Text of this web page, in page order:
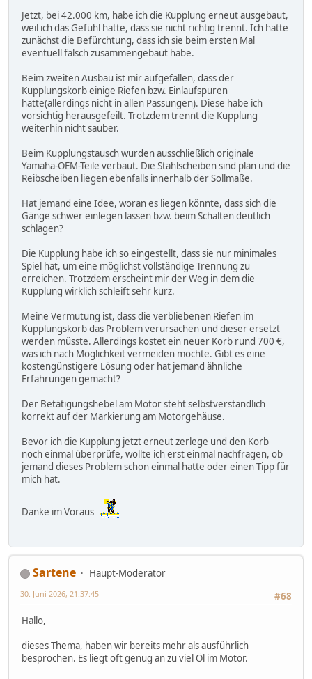
Jetzt, bei 42.000 km, habe ich die Kupplung erneut ausgebaut,
weil ich das Gefühl hatte, dass sie nicht richtig trennt. Ich hatte
zunächst die Befürchtung, dass ich sie beim ersten Mal
eventuell falsch zusammengebaut habe.
Beim zweiten Ausbau ist mir aufgefallen, dass der
Kupplungskorb einige Riefen bzw. Einlaufspuren
hatte(allerdings nicht in allen Passungen). Diese habe ich
vorsichtig herausgefeilt. Trotzdem trennt die Kupplung
weiterhin nicht sauber.
Beim Kupplungstausch wurden ausschließlich originale
Yamaha-OEM-Teile verbaut. Die Stahlscheiben sind plan und die
Reibscheiben liegen ebenfalls innerhalb der Sollmaße.
Hat jemand eine Idee, woran es liegen könnte, dass sich die
Gänge schwer einlegen lassen bzw. beim Schalten deutlich
schlagen?
Die Kupplung habe ich so eingestellt, dass sie nur minimales
Spiel hat, um eine möglichst vollständige Trennung zu
erreichen. Trotzdem erscheint mir der Weg in dem die
Kupplung wirklich schleift sehr kurz.
Meine Vermutung ist, dass die verbliebenen Riefen im
Kupplungskorb das Problem verursachen und dieser ersetzt
werden müsste. Allerdings kostet ein neuer Korb rund 700 €,
was ich nach Möglichkeit vermeiden möchte. Gibt es eine
kostengünstigere Lösung oder hat jemand ähnliche
Erfahrungen gemacht?
Der Betätigungshebel am Motor steht selbstverständlich
korrekt auf der Markierung am Motorgehäuse.
Bevor ich die Kupplung jetzt erneut zerlege und den Korb
noch einmal überprüfe, wollte ich erst einmal nachfragen, ob
jemand dieses Problem schon einmal hatte oder einen Tipp für
mich hat.
Danke im Voraus
Sartene
Haupt-Moderator
#68
30. Juni 2026, 21:37:45
Hallo,
dieses Thema, haben wir bereits mehr als ausführlich
besprochen. Es liegt oft genug an zu viel Öl im Motor.